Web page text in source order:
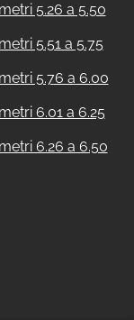
5.26 a 5.50
5.51 a 5.75
5.76 a 6.00
6.01 a 6.25
6.26 a 6.50